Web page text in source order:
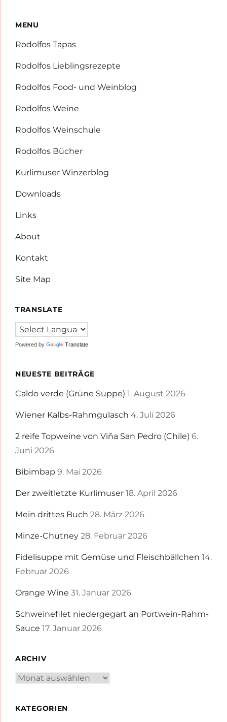
MENU
Rodolfos Tapas
Rodolfos Lieblingsrezepte
Rodolfos Food- und Weinblog
Rodolfos Weine
Rodolfos Weinschule
Rodolfos Bücher
Kurlimuser Winzerblog
Downloads
Links
About
Kontakt
Site Map
TRANSLATE
Powered by Translate
NEUESTE BEITRÄGE
Caldo verde (Grüne Suppe) 1. August 2026
Wiener Kalbs-Rahmgulasch 4. Juli 2026
2 reife Topweine von Viña San Pedro (Chile) 6.
Juni 2026
Bibimbap 9. Mai 2026
Der zweitletzte Kurlimuser 18. April 2026
Mein drittes Buch 28. März 2026
Minze-Chutney 28. Februar 2026
Fidelisuppe mit Gemüse und Fleischbällchen 14.
Februar 2026
Orange Wine 31. Januar 2026
Schweinefilet niedergegart an Portwein-Rahm-
Sauce 17. Januar 2026
ARCHIV
Archiv
KATEGORIEN